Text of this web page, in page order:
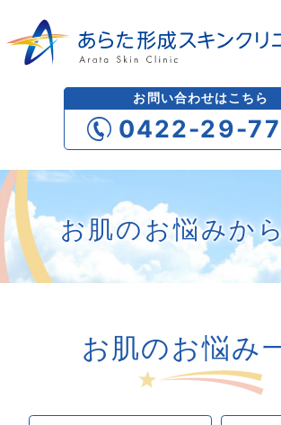
お問い合わせはこちら
0422-29-
お肌のお悩みか
お肌のお悩み